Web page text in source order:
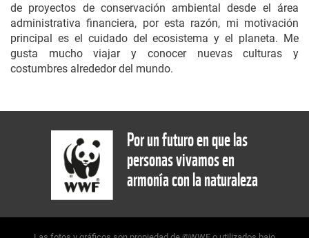
de proyectos de conservación ambiental desde el área
administrativa financiera, por esta razón, mi motivación
principal es el cuidado del ecosistema y el planeta. Me
gusta mucho viajar y conocer nuevas culturas y
costumbres alrededor del mundo.
Por un futuro en que las
personas vivamos en
armonía con la naturaleza